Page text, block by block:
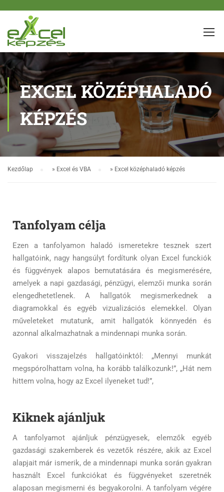
EXCEL KÖZÉPHALADÓ
KÉPZÉS
Kezdőlap » Excel és VBA » Excel középhaladó képzés
Tanfolyam célja
Ezen a tanfolyamon haladó ismeretekre tesznek szert
hallgatóink, nagy hangsúlyt fordítunk olyan Excel funckiók
és függvények alapos bemutatására és megismerésére,
amelyek a napi gazdasági, pénzügyi, elemzői munka során
elengedhetetlenek. A hallgatók megismerkednek a
diagramokkal és egyéb vizualizációs elemekkel. Olyan
műveleteket mutatunk, amit hallgatók könnyedén és
azonnal alkalmazhatnak a mindennapi munka során.
Gyakori visszajelzés hallgatóinktól: „Mennyi munkát
megspórolhattam volna, ha korább találkozunk!”, „Hát nem
hittem volna, hogy az Excel ilyeneket tud!”,
Kiknek ajánljuk
A tanfolyamot ajánljuk pénzügyesek, elemzők egyéb
gazdasági szakemberek és vezetők részére, akik az Excel
alapjait már ismerik, de a mindennapi munka során gyakran
használt Excel funkciókat és függvényeket szeretnék
alaposan megismerni és begyakorolni. A tanfolyam végére